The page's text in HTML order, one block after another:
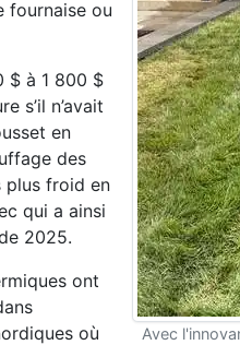
Avec
fournaise ou
$ à 1 800 $
s’il n’avait
en
des
plus froid en
qui a ainsi
2025.
ont
où